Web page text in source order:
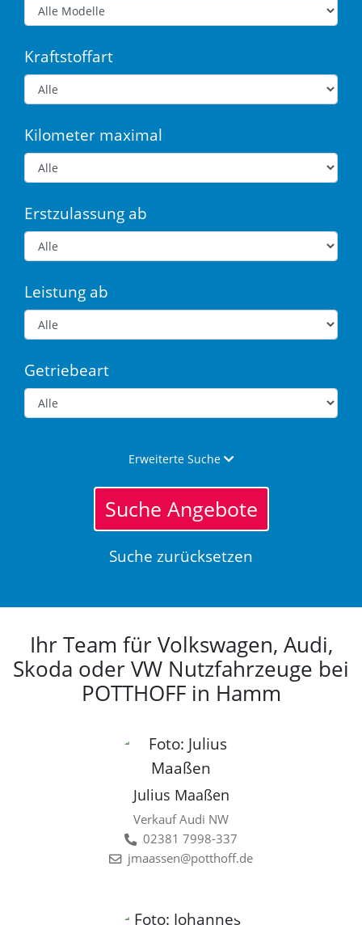
Kraftstoffart
Kilometer maximal
Erstzulassung ab
Leistung ab
Getriebeart
Erweiterte Suche
Suche Angebote
Suche zurücksetzen
Ihr Team für Volkswagen, Audi,
Skoda oder VW Nutzfahrzeuge bei
POTTHOFF in Hamm
Julius Maaßen
Verkauf Audi NW
02381 7998-337
jmaassen@potthoff.de